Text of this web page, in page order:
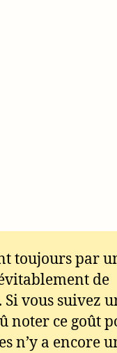
toujours par
de
vous suivez
noter ce goût
n’y a encore